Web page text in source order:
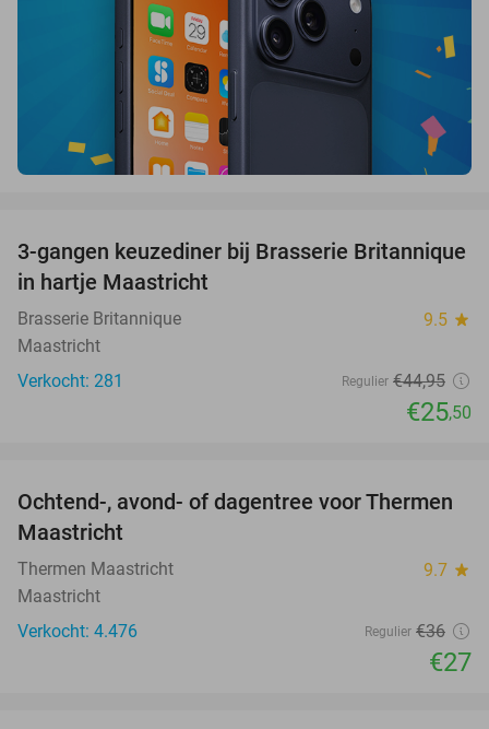
43%
3-gangen keuzediner bij Brasserie Britannique
in hartje Maastricht
Brasserie Britannique 9.5 star
Maastricht
Verkocht: 281
Regulier €44,95
€25,50
25%
Ochtend-, avond- of dagentree voor Thermen
Maastricht
Thermen Maastricht 9.7 star
Maastricht
Verkocht: 4.476
Regulier €36
€27